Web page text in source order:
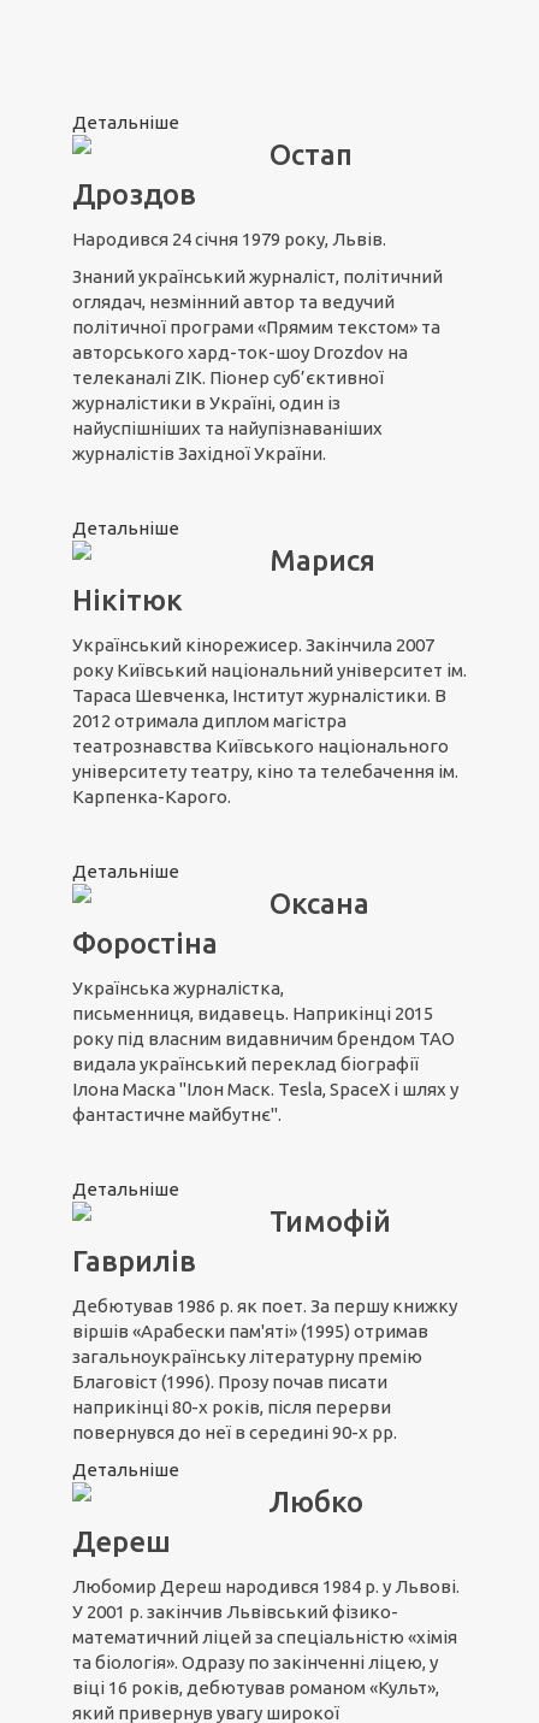
Детальніше
Остап
Дроздов
Народився 24 січня 1979 року, Львів.
Знаний український журналіст, політичний
оглядач, незмінний автор та ведучий
політичної програми «Прямим текстом» та
авторського хард-ток-шоу Drozdov на
телеканалі ZIK. Піонер суб’єктивної
журналістики в Україні, один із
найуспішніших та найупізнаваніших
журналістів Західної України.
Детальніше
Марися
Нікітюк
Український кінорежисер. Закінчила 2007
року Київський національний університет ім.
Тараса Шевченка, Інститут журналістики. В
2012 отримала диплом магістра
театрознавства Київського національного
університету театру, кіно та телебачення ім.
Карпенка-Карого.
Детальніше
Оксана
Форостіна
Українська журналістка,
письменниця, видавець. Наприкінці 2015
року під власним видавничим брендом ТАО
видала український переклад біографії
Ілона Маска "Ілон Маск. Tesla, SpaceX і шлях у
фантастичне майбутнє".
Детальніше
Тимофій
Гаврилів
Дебютував 1986 р. як поет. За першу книжку
віршів «Арабески пам'яті» (1995) отримав
загальноукраїнську літературну премію
Благовіст (1996). Прозу почав писати
наприкінці 80-х років, після перерви
повернувся до неї в середині 90-х рр.
Детальніше
Любко
Дереш
Любомир Дереш народився 1984 р. у Львові.
У 2001 р. закінчив Львівський фізико-
математичний ліцей за спеціальністю «хімія
та біологія». Одразу по закінченні ліцею, у
віці 16 років, дебютував романом «Культ»,
який привернув увагу широкої